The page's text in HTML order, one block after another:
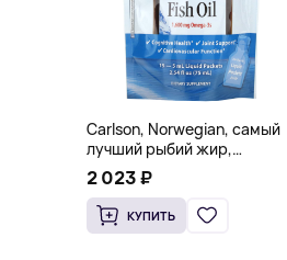
Carlson, Norwegian, самый
лучший рыбий жир,
натуральный лимон, 15
пакетиков (5 мл) каждый
2 023 ₽
КУПИТЬ